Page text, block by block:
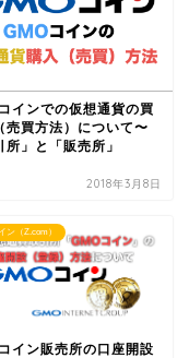
インでの仮想通貨の買
売買方法）について〜
所」と「販売所」
2018年3月8日
ン（Z.com）
イン販売所の口座開設